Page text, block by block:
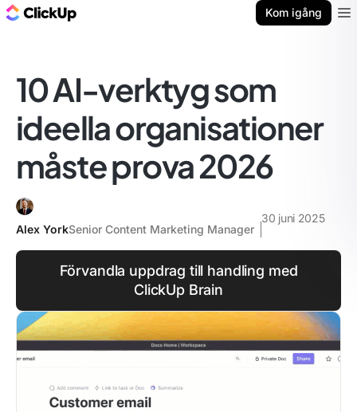
Kom igång
10 AI-verktyg som
ideella organisationer
måste prova 2026
Alex YorkSenior Content Marketing Manager
30 juni 2025
Förvandla uppdrag till handling med
ClickUp Brain